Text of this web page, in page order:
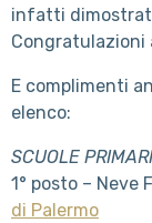
infatti
E complimenti
elenco:
SCUOLE
1° posto – Neve
di Palermo